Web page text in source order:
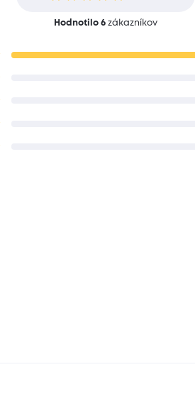
Hodnotilo 6zákazníkov